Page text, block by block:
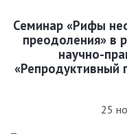
Семинар «Рифы
преодоления» в
научно-
«Репродуктивный
25